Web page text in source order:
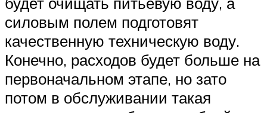
силовым полем подготовят
качественную техническую воду.
Конечно, расходов будет больше на
первоначальном этапе, но зато
потом в обслуживании такая